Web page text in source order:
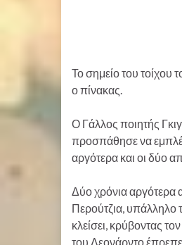
Το σημείο του
ο πίνακας.
Ο Γάλλος ποιητής
προσπάθησε να
αργότερα και οι δύο
Δύο χρόνια αργότερα
Περούτζια, υπάλληλο
κλείσει, κρύβοντας
του Λεονάρντο έπρεπε